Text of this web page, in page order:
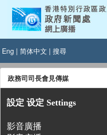
Eng | 简体中文 | 搜尋
政務司司長會見傳媒